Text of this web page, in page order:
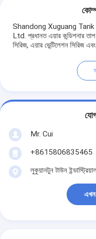
Shandong Xuguang
Ltd. প্রধানত এয়ার কন্ডিশনার
সিরিজ, এয়ার ভেন্টিলেশন সিরিজ
Mr. Cui
+8615806835465
লুকুয়ানটুন টাউন